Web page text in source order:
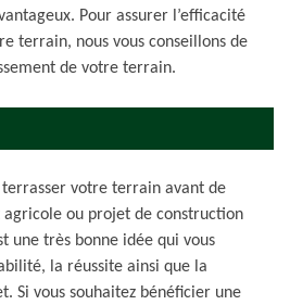
Pour assurer l’efficacité
terrain, nous vous conseillons de
de votre terrain.
terrasser votre terrain avant de
ou projet de construction
une très bonne idée qui vous
la réussite ainsi que la
Si vous souhaitez bénéficier une